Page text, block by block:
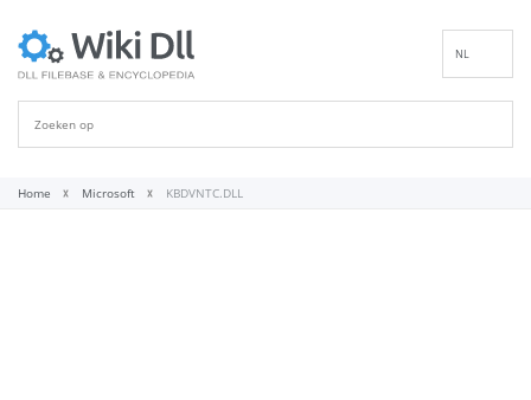
NL
Home Microsoft KBDVNTC.DLL